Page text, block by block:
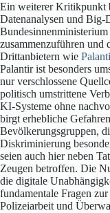
Ein weiterer Kritikpunkt
Datenanalysen und Big-
Bundesinnenministerium
zusammenzuführen und
Drittanbietern wie
Palantir ist besonders
nur verschlossene
politisch umstrittene
KI-Systeme ohne
birgt erhebliche
Bevölkerungsgruppen,
Diskriminierung
seien auch hier neben
Zeugen betroffen. Die
die digitale
fundamentale Fragen
Polizeiarbeit und